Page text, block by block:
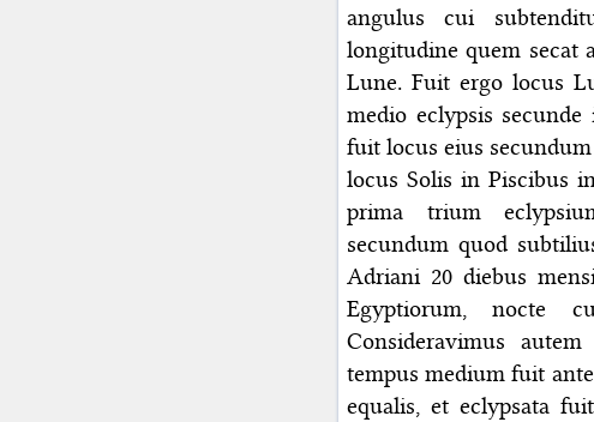
angulus cui
longitudine quem secat
Lune. Fuit ergo locus
medio eclypsis
fuit locus eius
locus Solis in Piscibus
prima trium
secundum quod
Adriani 20 diebus
Egyptiorum, nocte
Consideravimus
tempus medium fuit
equalis, et eclypsata